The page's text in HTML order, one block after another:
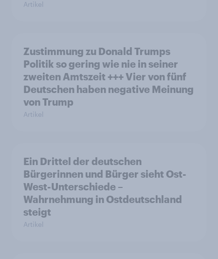
Artikel
Zustimmung zu Donald Trumps
Politik so gering wie nie in seiner
zweiten Amtszeit +++ Vier von fünf
Deutschen haben negative Meinung
von Trump
Artikel
Ein Drittel der deutschen
Bürgerinnen und Bürger sieht Ost-
West-Unterschiede –
Wahrnehmung in Ostdeutschland
steigt
Artikel